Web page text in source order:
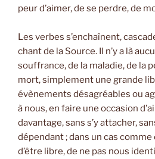
peur d’aimer, de se perdre, de
Les verbes s’enchaînent,
chant de la Source. Il n’y a là
souffrance, de la maladie, de la
mort, simplement une grande
évènements désagréables ou
à nous, en faire une occasion
davantage, sans s’y attacher,
dépendant ; dans un cas comme
d’être libre, de ne pas nous